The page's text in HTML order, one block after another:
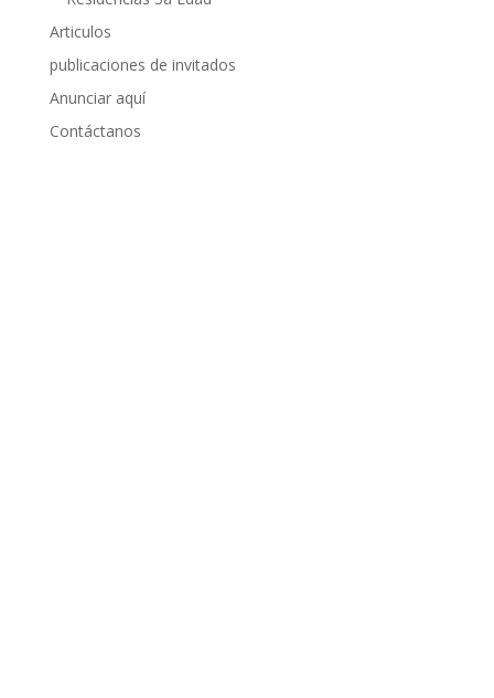
Articulos
publicaciones de invitados
Anunciar aquí
Contáctanos